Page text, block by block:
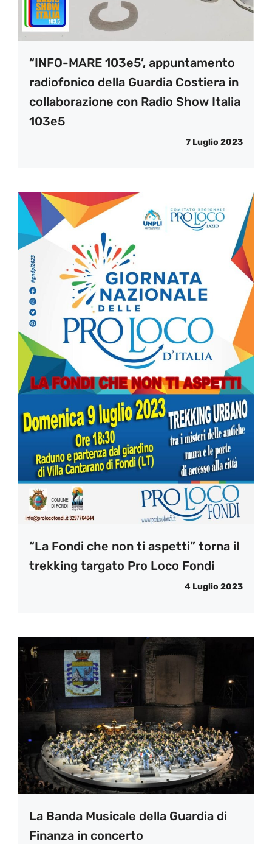
“INFO-MARE 103e5’, appuntamento
radiofonico della Guardia Costiera in
collaborazione con Radio Show Italia
103e5
7 Luglio 2023
“La Fondi che non ti aspetti” torna il
trekking targato Pro Loco Fondi
4 Luglio 2023
La Banda Musicale della Guardia di
Finanza in concerto